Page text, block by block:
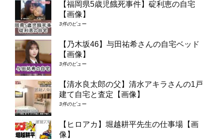
【福岡県5歳児餓死事件】碇利恵の自宅
【画像】
3件のビュー
【乃木坂46】与田祐希さんの自宅ベッド
【画像】
3件のビュー
【清水良太郎の父】清水アキラさんの1戸
建て自宅と査定【画像】
3件のビュー
【ヒロアカ】堀越耕平先生の仕事場【画
像】